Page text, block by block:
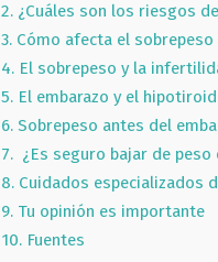
2. ¿Cuáles son los riesgos
3. Cómo afecta el sobrepeso
4. El sobrepeso y la
5. El embarazo y el
6. Sobrepeso antes del
7. ¿Es seguro bajar de peso
8. Cuidados especializados
9. Tu opinión es importante
10. Fuentes